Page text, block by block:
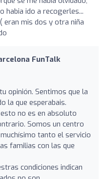
habia ido a recogerles...
eran mis dos y otra niña
FunTalk
opinión. Sentimos que la
la que esperabais.
no es en absoluto
Somos un centro
tanto el servicio
familias con las que
condiciones indican